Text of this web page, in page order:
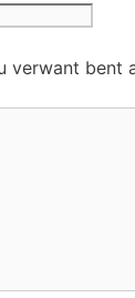
verwant bent